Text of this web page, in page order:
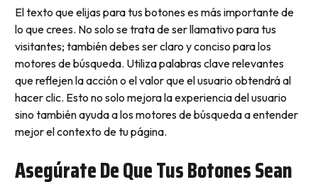
El texto que elijas para tus botones es más importante de
lo que crees. No solo se trata de ser llamativo para tus
visitantes; también debes ser claro y conciso para los
motores de búsqueda. Utiliza palabras clave relevantes
que reflejen la acción o el valor que el usuario obtendrá al
hacer clic. Esto no solo mejora la experiencia del usuario
sino también ayuda a los motores de búsqueda a entender
mejor el contexto de tu página.
Asegúrate De Que Tus Botones Sean